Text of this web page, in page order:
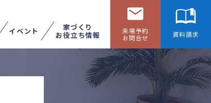
イベント
家づくり
お役立ち情報
来場予約
お問合せ
資料請求
展示場へ行く